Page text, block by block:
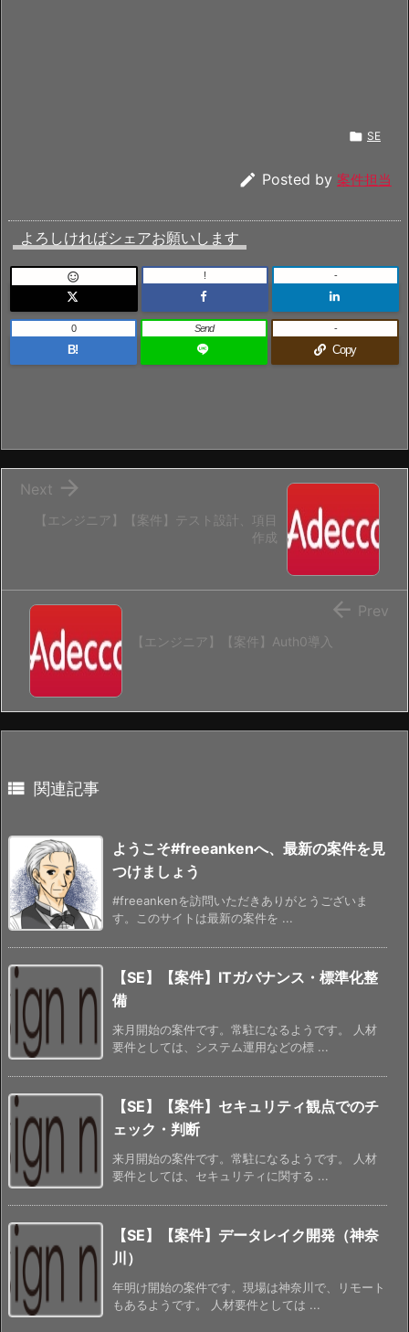
 SE
 Posted by 案件担当
よろしければシェアお願いします
 ! -
B!
0 Send
Copy
-
【エンジニア】【案件】テスト設計、項目
作成

Next
【エンジニア】【案件】Auth0導入
 Prev
 関連記事
ようこそ#freeankenへ、最新の案件を見
つけましょう
#freeankenを訪問いただきありがとうございま
す。このサイトは最新の案件を ...
【SE】【案件】ITガバナンス・標準化整
備
来月開始の案件です。常駐になるようです。 人材
要件としては、システム運用などの標 ...
【SE】【案件】セキュリティ観点でのチ
ェック・判断
来月開始の案件です。常駐になるようです。 人材
要件としては、セキュリティに関する ...
【SE】【案件】データレイク開発（神奈
川）
年明け開始の案件です。現場は神奈川で、リモート
もあるようです。 人材要件としては ...